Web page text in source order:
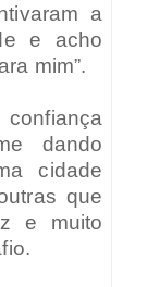
a
e acho
mim”.
dando
cidade
que
e muito